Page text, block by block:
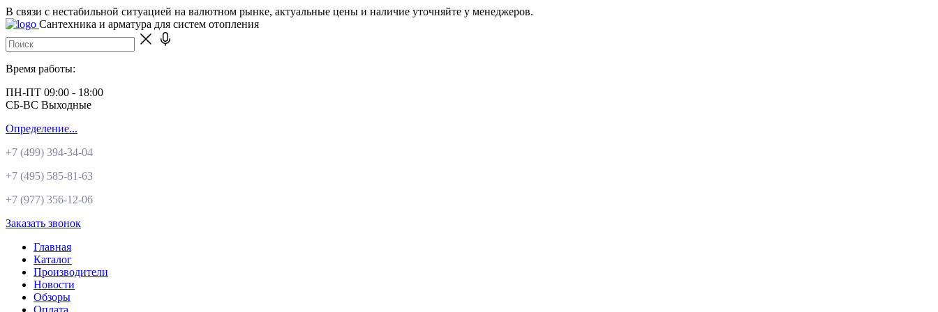
В связи с нестабильной ситуацией на валютном рынке, актуальные цены и наличие уточняйте у менеджеров.
Сантехника и арматура для систем отопления
Время работы:
ПН-ПТ 09:00 - 18:00
СБ-ВС Выходные
Определение...
+7 (499) 394-34-04
+7 (495) 585-81-63
+7 (977) 356-12-06
Заказать звонок
Главная
Каталог
Производители
Новости
Обзоры
Оплата